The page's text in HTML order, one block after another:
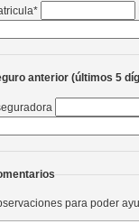
anterior (últimos 5
para poder